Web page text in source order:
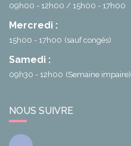
09h00 - 12h00 15h00 - 17h00
Mercredi :
15h00 - 17h00 (sauf congés)
Samedi :
09h30 - 12h00 (Semaine impaire)
NOUS SUIVRE